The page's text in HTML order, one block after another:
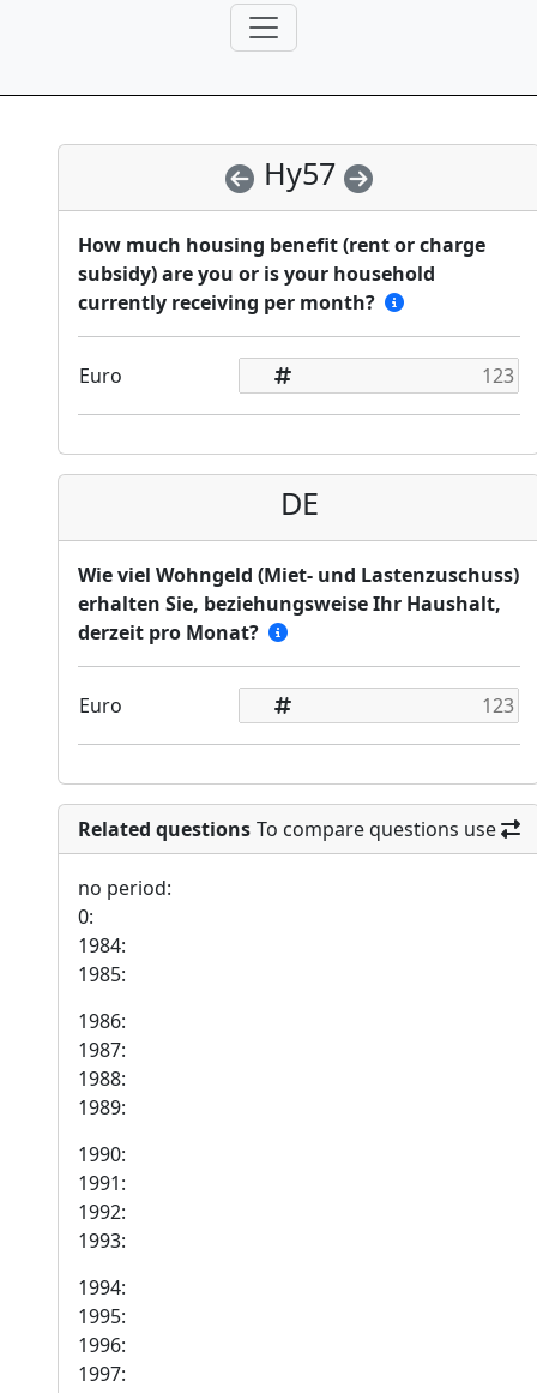
Hy57
How much housing benefit (rent or charge
subsidy) are you or is your household
currently receiving per month?
Euro
DE
Wie viel Wohngeld (Miet- und Lastenzuschuss)
erhalten Sie, beziehungsweise Ihr Haushalt,
derzeit pro Monat?
Euro
Related questions To compare questions use
no period:
0:
1984:
1985:
1986:
1987:
1988:
1989:
1990:
1991:
1992:
1993:
1994:
1995:
1996:
1997: